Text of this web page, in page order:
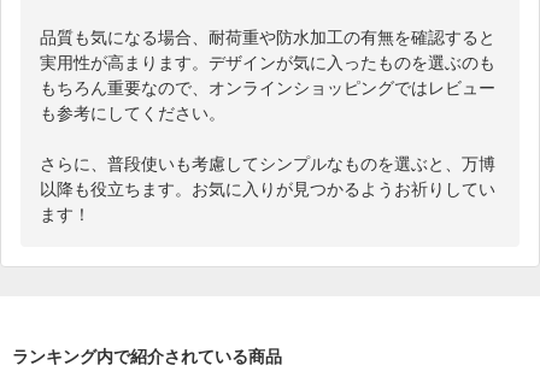
品質も気になる場合、耐荷重や防水加工の有無を確認すると
実用性が高まります。デザインが気に入ったものを選ぶのも
もちろん重要なので、オンラインショッピングではレビュー
も参考にしてください。
さらに、普段使いも考慮してシンプルなものを選ぶと、万博
以降も役立ちます。お気に入りが見つかるようお祈りしてい
ます！
ランキング内で紹介されている商品